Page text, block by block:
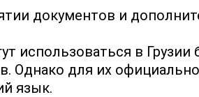
документов и
в Грузии
для их
язык.